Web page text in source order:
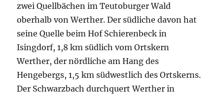
zwei Quellbächen im Teutoburger Wald
oberhalb von Werther. Der südliche davon hat
seine Quelle beim Hof Schierenbeck in
Isingdorf, 1,8 km südlich vom Ortskern
Werther, der nördliche am Hang des
Hengebergs, 1,5 km südwestlich des Ortskerns.
Der Schwarzbach durchquert Werther in